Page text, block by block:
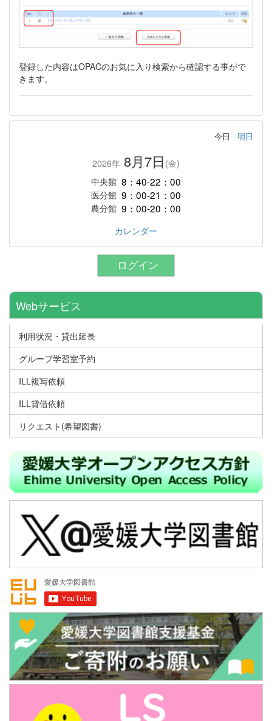
登録した内容はOPACのお気に入り検索から確認する事がで
きます。
今日 明日
2026年 8月7日 (金)
中央館 8：40-22：00
医分館 9：00-21：00
農分館 9：00-20：00
カレンダー
ログイン
Webサービス
利用状況・貸出延長
グループ学習室予約
ILL複写依頼
ILL貸借依頼
リクエスト(希望図書)